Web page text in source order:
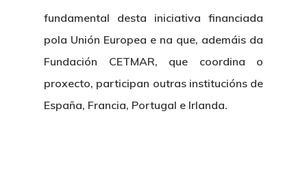
fundamental desta iniciativa financiada
pola Unión Europea e na que, ademáis da
Fundación CETMAR, que coordina o
proxecto, participan outras institucións de
España, Francia, Portugal e Irlanda.